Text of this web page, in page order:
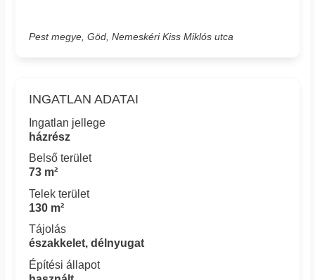
Pest megye, Göd, Nemeskéri Kiss Miklós utca
INGATLAN ADATAI
Ingatlan jellege
házrész
Belső terület
73 m²
Telek terület
130 m²
Tájolás
északkelet, délnyugat
Építési állapot